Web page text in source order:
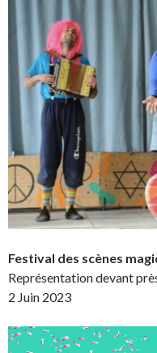
Festival des scènes
Représentation devant
2 Juin 2023